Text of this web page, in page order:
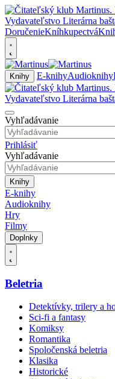
DoručenieKníhkupectvá
Knihy E-knihyAudioknihy
Vyhľadávanie
Prihlásiť
Vyhľadávanie
Knihy
E-knihy
Audioknihy
Hry
Filmy
Doplnky
Beletria
Detektívky, trilery a
Sci-fi a fantasy
Komiksy
Romantika
Spoločenská beletria
Klasika
Historické